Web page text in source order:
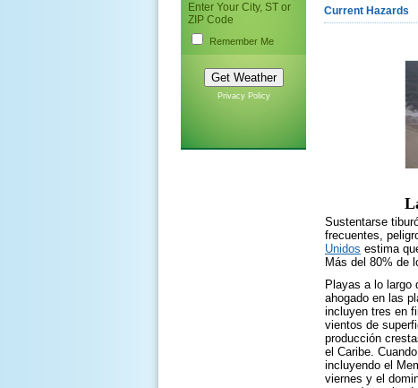
Enter Your City, ST or
ZIP Code
Remember Me
Privacy Policy
Current Hazards
Sustentarse
frecuentes,
Unidos estima
Más del 80% de
Playas a lo largo
ahogado en las
incluyen tres en
vientos de
producción
el Caribe.
incluyendo el
viernes y el